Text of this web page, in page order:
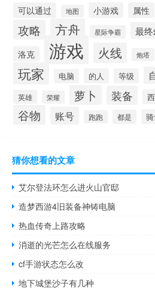
可以通过 地图 小游戏 属性
攻略
方舟 星际争霸 最
洛克 游戏 火线 炮塔
玩家 电脑 的人 等级
英雄 荣耀 萝卜 装备
谷物 账号 跑跑 都是
猜你想看的文章
艾尔登法环怎么进火山官邸
造梦西游4旧装备神铸电脑
热血传奇上路攻略
消逝的光芒怎么在线服务
cf手游状态怎么改
地下城堡沙子有几种